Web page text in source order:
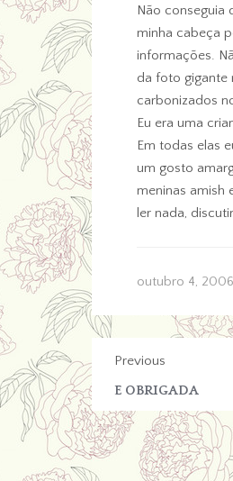
Não conseguia
minha cabeça
informações.
da foto gigante
carbonizados
Eu era uma
Em todas elas
um gosto
meninas amish
ler nada,
outubro 4, 2006
Previous
E OBRIGADA